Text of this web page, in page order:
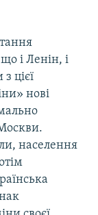
і Ленін, і
цієї
нові
населення